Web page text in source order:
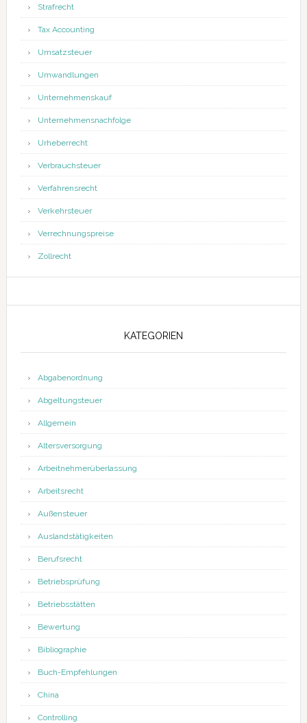
Strafrecht
Tax Accounting
Umsatzsteuer
Umwandlungen
Unternehmenskauf
Unternehmensnachfolge
Urheberrecht
Verbrauchsteuer
Verfahrensrecht
Verkehrsteuer
Verrechnungspreise
Zollrecht
KATEGORIEN
Abgabenordnung
Abgeltungsteuer
Allgemein
Altersversorgung
Arbeitnehmerüberlassung
Arbeitsrecht
Außensteuer
Auslandstätigkeiten
Berufsrecht
Betriebsprüfung
Betriebsstätten
Bewertung
Bibliographie
Buch-Empfehlungen
China
Controlling